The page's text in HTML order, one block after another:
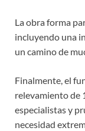
La obra forma
incluyendo una
un camino de
Finalmente, el
relevamiento de
especialistas y
necesidad